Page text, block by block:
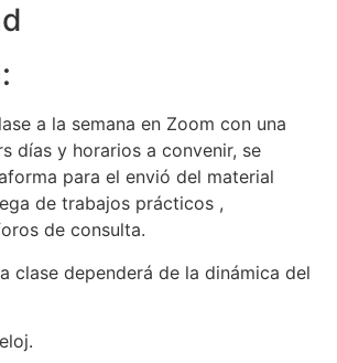
a la semana en Zoom con una
días y horarios a convenir, se
para el envió del material
de trabajos prácticos ,
de consulta.
clase dependerá de la dinámica del